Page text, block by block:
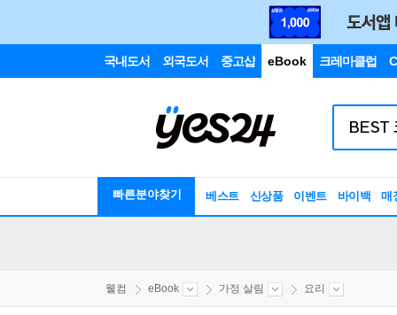
국내도서 외국도서 중고샵 eBook 크레마클럽
빠른분야찾기 베스트 신상품 이벤트 바이백 매
웰컴 eBook 가정 살림 요리